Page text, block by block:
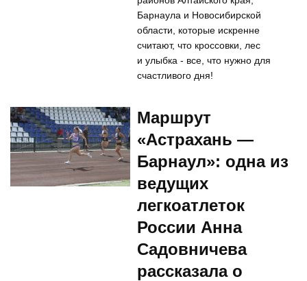
Барнаула и Новосибирской
области, которые искренне
считают, что кроссовки, лес
и улыбка - все, что нужно для
счастливого дня!
Маршрут
«Астрахань —
Барнаул»: одна из
ведущих
легкоатлеток
России Анна
Садовничева
рассказала о